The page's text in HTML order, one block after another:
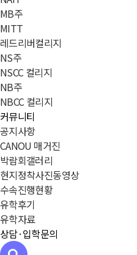
MB주
MITT
레드리버컬리지
NS주
NSCC 컬리지
NB주
NBCC 컬리지
커뮤니티
공지사항
CANOU 매거진
박람회갤러리
현지정착사진동영상
수속진행현황
유학후기
유학자료
상담·입학문의